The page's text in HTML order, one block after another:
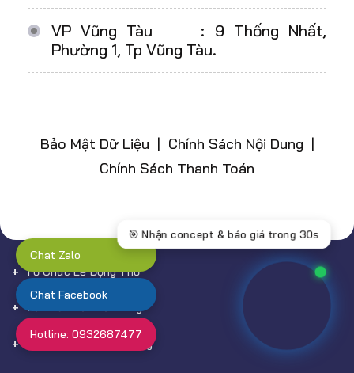
VP Vũng Tàu : 9 Thống Nhất,
Phường 1, Tp Vũng Tàu.
Bảo Mật Dữ Liệu | Chính Sách Nội Dung |
Chính Sách Thanh Toán
Tổ Chức Lễ Động Thổ
Tổ Chức Lễ Khởi Công
Tổ Chức Lễ Khai Trương
Chat Zalo
Chat Facebook
Hotline: 0932687477